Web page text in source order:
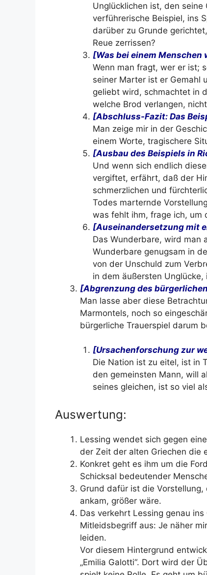
Unglücklichen ist, den
verführerische Beispiel, ins
darüber zu Grunde
Reue zerrissen?
[Was bei einem
Wenn man fragt, wer er ist;
seiner Marter ist er Gemahl
geliebt wird, schmachtet in
welche Brod verlangen,
[Abschluss-Fazit: Das
Man zeige mir in der
einem Worte, tragischere
[Ausbau des Beispiels in
Und wenn sich endlich
vergiftet, erfährt, daß der
schmerzlichen und
Todes marternde
was fehlt ihm, frage ich, um
[Auseinandersetzung mit
Das Wunderbare, wird man
Wunderbare genugsam in
von der Unschuld zum
in dem äußersten
[Abgrenzung des
Man lasse aber diese
Marmontels, noch so
bürgerliche Trauerspiel darum
[Ursachenforschung zur
Die Nation ist zu eitel, ist in
den gemeinsten Mann, will
seines gleichen, ist so viel
Auswertung:
Lessing wendet sich gegen
der Zeit der alten Griechen die
Konkret geht es ihm um die
Schicksal bedeutender
Grund dafür ist die
ankam, größer wäre.
Das verkehrt Lessing genau
Mitleidsbegriff aus: Je näher
leiden.
Vor diesem Hintergrund
„Emilia Galotti“. Dort wird der